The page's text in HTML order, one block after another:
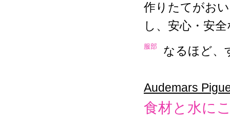
作りたてがお
し、安心・安
服部 なるほど、
Audemars
食材と水に